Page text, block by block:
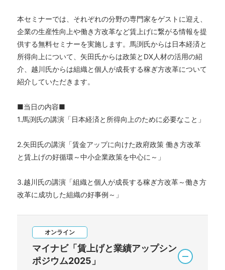
本セミナーでは、それぞれの分野の専門家をゲストに迎え、
企業の生産性向上や働き方改革など賃上げに繋がる情報を提
供する無料セミナーを実施します。馬渕氏からは日本経済と
所得向上について、矢田氏からは政策とDX人材の活用の紹
介、越川氏からは組織と個人が成長する稼ぎ方改革について
紹介していただきます。
■当日の内容■
1.馬渕氏の講演「日本経済と所得向上のために必要なこと」
2.矢田氏の講演「賃金アップに向けた政府政策 働き方改革
と賃上げの好循環～中小企業政策を中心に～」
3.越川氏の講演「組織と個人が成長する稼ぎ方改革～働き方
改革に成功した組織の好事例～」
オンライン
マイナビ「賃上げと業績アップシン
ポジウム2025」